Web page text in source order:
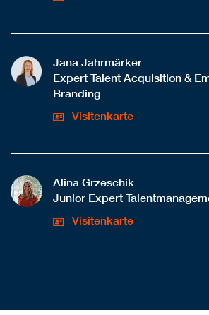
Jana Jahrmärker
Expert Talent Acquisition &
Branding
Visitenkarte
Alina Grzeschik
Junior Expert
Visitenkarte